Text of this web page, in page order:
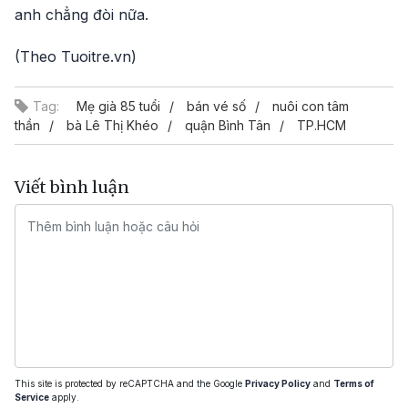
anh chẳng đòi nữa.
(Theo Tuoitre.vn)
Tag: Mẹ già 85 tuổi bán vé số
nuôi con tâm
thần
bà Lê Thị Khéo quận Bình Tân TP.HCM
Viết bình luận
This site is protected by reCAPTCHA and the Google Privacy Policy and Terms of
Service apply.